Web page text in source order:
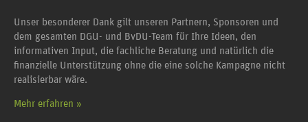
Unser besonderer Dank gilt unseren Partnern, Sponsoren und
dem gesamten DGU- und BvDU-Team für Ihre Ideen, den
informativen Input, die fachliche Beratung und natürlich die
finanzielle Unterstützung ohne die eine solche Kampagne nicht
realisierbar wäre.
Mehr erfahren »